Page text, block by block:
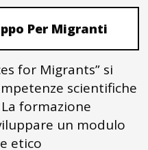
Per Migranti
for Migrants” si
scientifiche
formazione
un modulo
etico